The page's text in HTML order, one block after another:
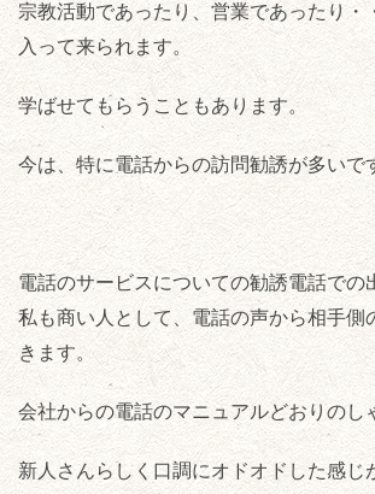
宗教活動であったり、営業であったり・
入って来られます。
学ばせてもらうこともあります。
今は、特に電話からの訪問勧誘が多いで
電話のサービスについての勧誘電話での
私も商い人として、電話の声から相手側
きます。
会社からの電話のマニュアルどおりのし
新人さんらしく口調にオドオドした感じ